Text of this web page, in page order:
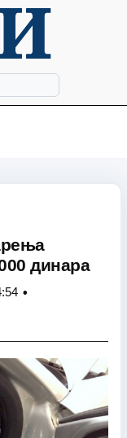
динара
•